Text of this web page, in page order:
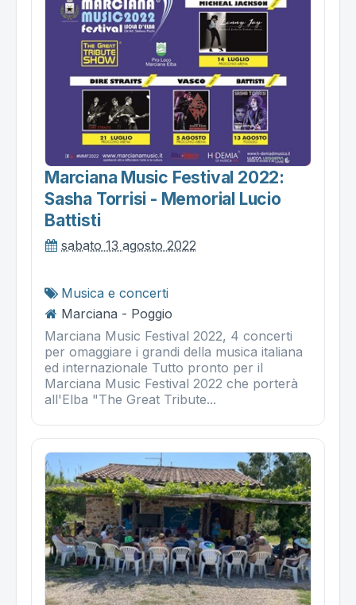
Marciana Music Festival 2022:
Sasha Torrisi - Memorial Lucio
Battisti
sabato 13 agosto 2022
Musica e concerti
Marciana - Poggio
Marciana Music Festival 2022, 4 concerti
per omaggiare i grandi della musica italiana
ed internazionale Tutto pronto per il
Marciana Music Festival 2022 che porterà
all'Elba "The Great Tribute...